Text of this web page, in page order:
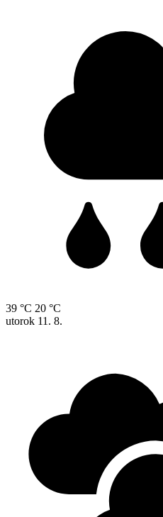
39 °C 20 °C
utorok 11. 8.